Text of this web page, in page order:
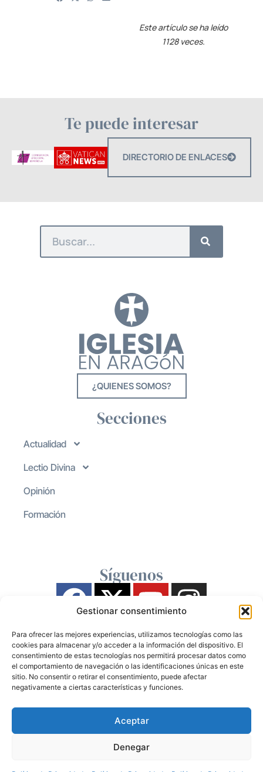
Gestionar consentimiento
Para ofrecer las mejores experiencias, utilizamos tecnologías como las
cookies para almacenar y/o acceder a la información del dispositivo. El
consentimiento de estas tecnologías nos permitirá procesar datos como
el comportamiento de navegación o las identificaciones únicas en este
sitio. No consentir o retirar el consentimiento, puede afectar
negativamente a ciertas características y funciones.
Aceptar
Denegar
Este artículo se ha leído
1128 veces.
Te puede interesar
DIRECTORIO DE ENLACES
¿QUIENES SOMOS?
Secciones
Actualidad
Lectio Divina
Opinión
Formación
Síguenos